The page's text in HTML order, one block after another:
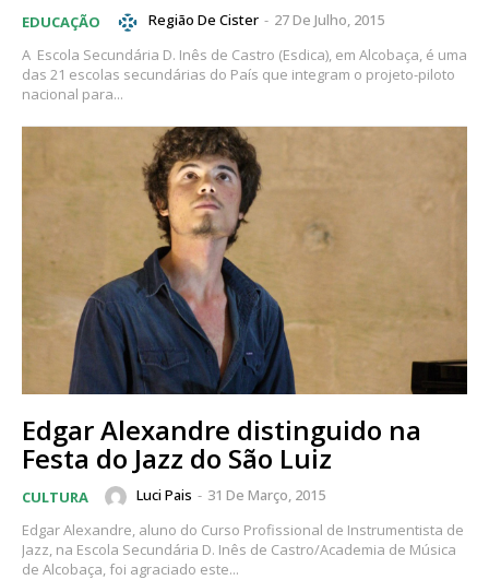
EDUCAÇÃO Região De Cister - 27 De Julho, 2015
A Escola Secundária D. Inês de Castro (Esdica), em Alcobaça, é uma
das 21 escolas secundárias do País que integram o projeto-piloto
nacional para...
Edgar Alexandre distinguido na
Festa do Jazz do São Luiz
CULTURA Luci Pais - 31 De Março, 2015
Edgar Alexandre, aluno do Curso Profissional de Instrumentista de
Jazz, na Escola Secundária D. Inês de Castro/Academia de Música
de Alcobaça, foi agraciado este...